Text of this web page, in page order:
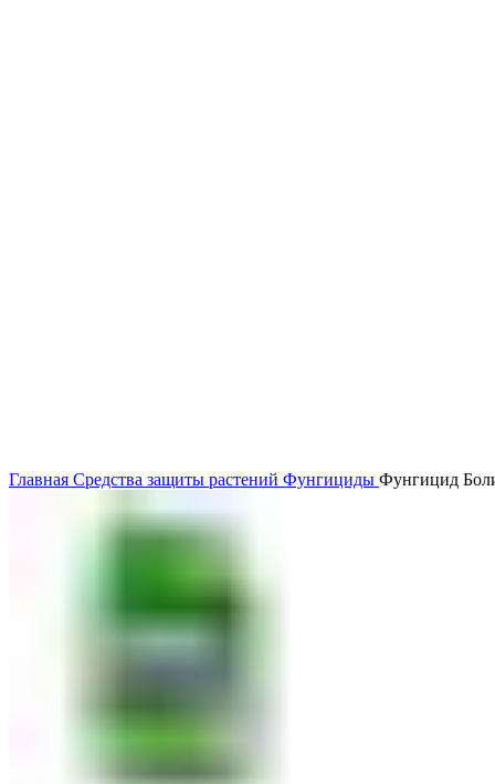
Главная Средства защиты растений Фунгициды Фунгицид